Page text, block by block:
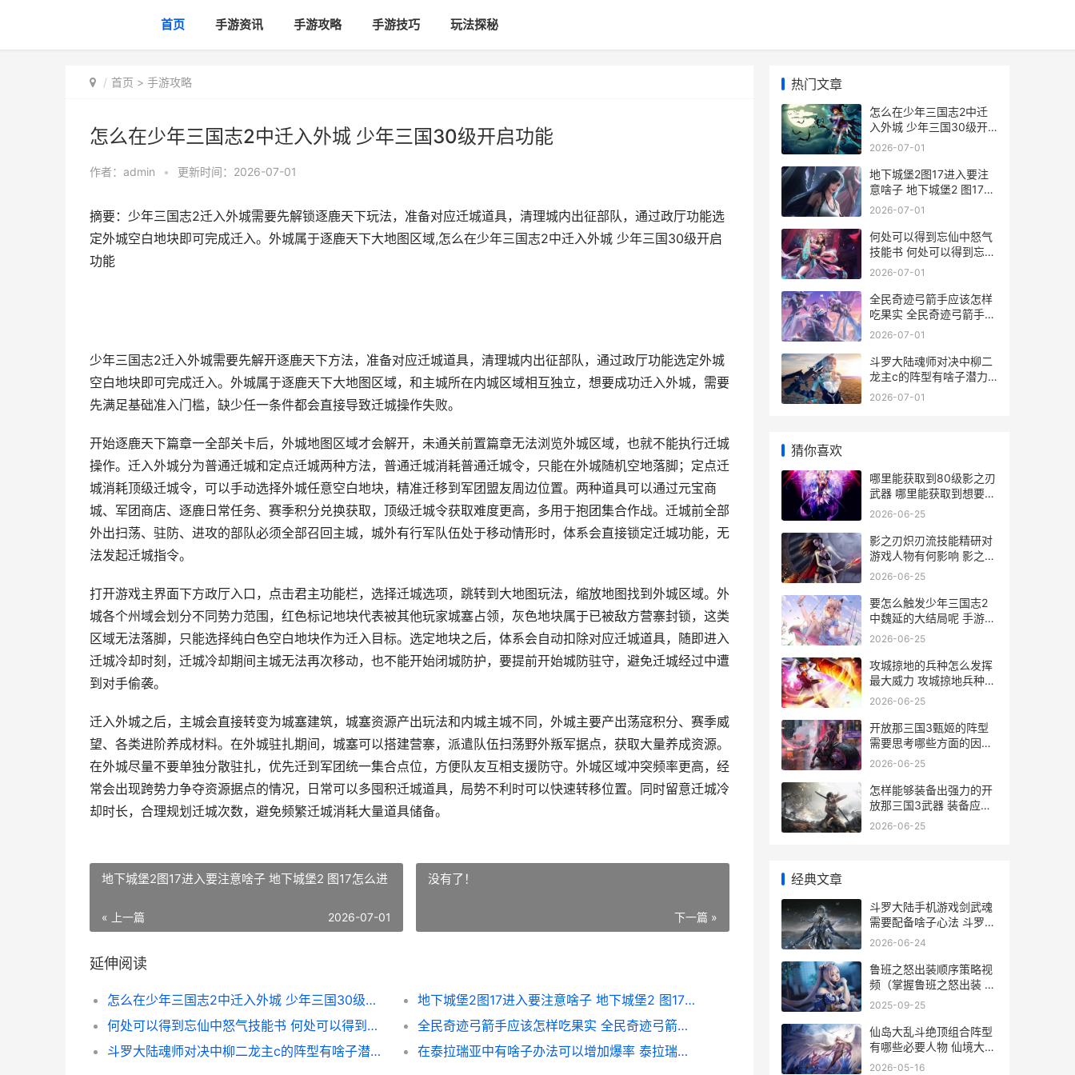
首页 手游资讯 手游攻略 手游技巧 玩法探秘
首页 > 手游攻略
怎么在少年三国志2中迁入外城 少年三国30级开启功能
作者： admin • 更新时间：2026-07-01
摘要：少年三国志2迁入外城需要先解锁逐鹿天下玩法，准备对应迁城道具，清理城内出征部队，通过政厅功能选
定外城空白地块即可完成迁入。外城属于逐鹿天下大地图区域,怎么在少年三国志2中迁入外城 少年三国30级开启
功能
少年三国志2迁入外城需要先解开逐鹿天下方法，准备对应迁城道具，清理城内出征部队，通过政厅功能选定外城
空白地块即可完成迁入。外城属于逐鹿天下大地图区域，和主城所在内城区域相互独立，想要成功迁入外城，需要
先满足基础准入门槛，缺少任一条件都会直接导致迁城操作失败。
开始逐鹿天下篇章一全部关卡后，外城地图区域才会解开，未通关前置篇章无法浏览外城区域，也就不能执行迁城
操作。迁入外城分为普通迁城和定点迁城两种方法，普通迁城消耗普通迁城令，只能在外城随机空地落脚；定点迁
城消耗顶级迁城令，可以手动选择外城任意空白地块，精准迁移到军团盟友周边位置。两种道具可以通过元宝商
城、军团商店、逐鹿日常任务、赛季积分兑换获取，顶级迁城令获取难度更高，多用于抱团集合作战。迁城前全部
外出扫荡、驻防、进攻的部队必须全部召回主城，城外有行军队伍处于移动情形时，体系会直接锁定迁城功能，无
法发起迁城指令。
打开游戏主界面下方政厅入口，点击君主功能栏，选择迁城选项，跳转到大地图玩法，缩放地图找到外城区域。外
城各个州域会划分不同势力范围，红色标记地块代表被其他玩家城塞占领，灰色地块属于已被敌方营寨封锁，这类
区域无法落脚，只能选择纯白色空白地块作为迁入目标。选定地块之后，体系会自动扣除对应迁城道具，随即进入
迁城冷却时刻，迁城冷却期间主城无法再次移动，也不能开始闭城防护，要提前开始城防驻守，避免迁城经过中遭
到对手偷袭。
迁入外城之后，主城会直接转变为城塞建筑，城塞资源产出玩法和内城主城不同，外城主要产出荡寇积分、赛季威
望、各类进阶养成材料。在外城驻扎期间，城塞可以搭建营寨，派遣队伍扫荡野外叛军据点，获取大量养成资源。
在外城尽量不要单独分散驻扎，优先迁到军团统一集合点位，方便队友互相支援防守。外城区域冲突频率更高，经
常会出现跨势力争夺资源据点的情况，日常可以多囤积迁城道具，局势不利时可以快速转移位置。同时留意迁城冷
却时长，合理规划迁城次数，避免频繁迁城消耗大量道具储备。
地下城堡2图17进入要注意啥子 地下城堡2 图17怎么进
« 上一篇 2026-07-01
没有了！
下一篇 »
延伸阅读
怎么在少年三国志2中迁入外城 少年三国30级开启功能
地下城堡2图17进入要注意啥子 地下城堡2 图17怎么进
何处可以得到忘仙中怒气技能书 何处可以得到忘记的句子
全民奇迹弓箭手应该怎样吃果实 全民奇迹弓箭手法攻还是物攻
斗罗大陆魂师对决中柳二龙主c的阵型有啥子潜力 斗罗大陆魂师对决无限金币无限钻石
在泰拉瑞亚中有啥子办法可以增加爆率 泰拉瑞亚中有猩红祭坛的种子码
热门文章
怎么在少年三国志2中迁
入外城 少年三国30级开
启功能
2026-07-01
地下城堡2图17进入要注
意啥子 地下城堡2 图17怎
么进
2026-07-01
何处可以得到忘仙中怒气
技能书 何处可以得到忘记
的句子
2026-07-01
全民奇迹弓箭手应该怎样
吃果实 全民奇迹弓箭手法
攻还是物攻
2026-07-01
斗罗大陆魂师对决中柳二
龙主c的阵型有啥子潜力
斗罗大陆魂师对决无限金
2026-07-01
猜你喜欢
哪里能获取到80级影之刃
武器 哪里能获取到想要贷
款的精准客户
2026-06-25
影之刃炽刃流技能精研对
游戏人物有何影响 影之刃
炽刃配装
2026-06-25
要怎么触发少年三国志2
中魏延的大结局呢 手游少
年
2026-06-25
攻城掠地的兵种怎么发挥
最大威力 攻城掠地兵种克
制关系
2026-06-25
开放那三国3甄姬的阵型
需要思考哪些方面的因素
来组合 放开那三国3各国
2026-06-25
怎样能够装备出强力的开
放那三国3武器 装备应该
怎么出
2026-06-25
经典文章
斗罗大陆手机游戏剑武魂
需要配备啥子心法 斗罗大
陆手游app下载
2026-06-24
鲁班之怒出装顺序策略视
频（掌握鲁班之怒出装 鲁
班咋出装
2025-09-25
仙岛大乱斗绝顶组合阵型
有哪些必要人物 仙境大乱
斗
2026-05-16